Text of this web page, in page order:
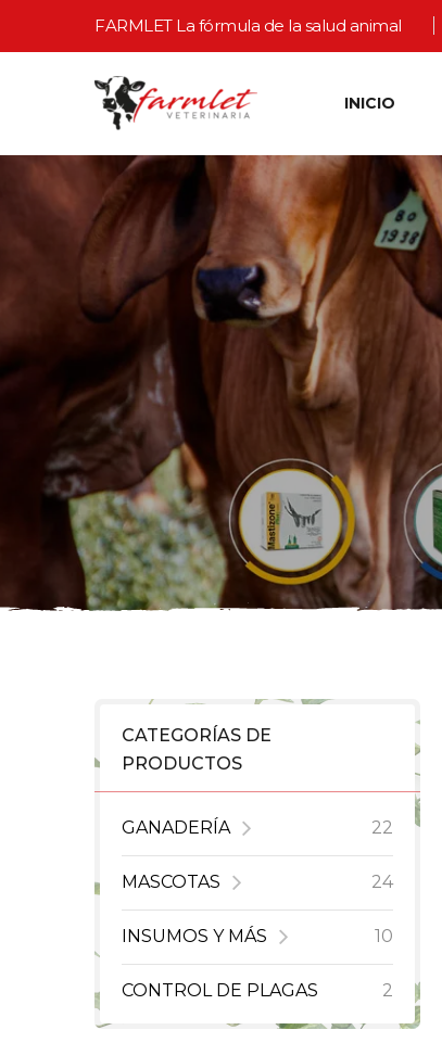
FARMLET La fórmula de la salud animal
INICIO
CATEGORÍAS DE
PRODUCTOS
GANADERÍA 22
MASCOTAS 24
INSUMOS Y MÁS 10
CONTROL DE PLAGAS 2